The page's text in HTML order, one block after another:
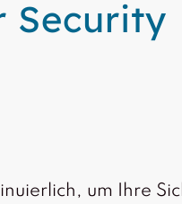
Security
um Ihre